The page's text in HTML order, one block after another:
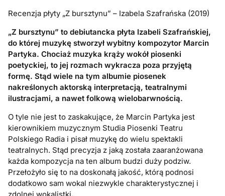
Recenzja płyty „Z bursztynu” – Izabela Szafrańska (2019)
„Z bursztynu” to debiutancka płyta Izabeli Szafrańskiej,
do której muzykę stworzył wybitny kompozytor Marcin
Partyka. Chociaż muzyka krąży wokół piosenki
poetyckiej, to jej rozmach wykracza poza przyjętą
formę. Stąd wiele na tym albumie piosenek
nakreślonych aktorską interpretacją, teatralnymi
ilustracjami, a nawet folkową wielobarwnością.
O tyle nie jest to zaskakujące, że Marcin Partyka jest
kierownikiem muzycznym Studia Piosenki Teatru
Polskiego Radia i pisał muzykę do wielu spektakli
teatralnych. Stąd precyzja z jaką została zaaranżowana
każda kompozycja na ten album budzi duży podziw.
Przełożyło się to na doskonałą jakość, którą podnosi
dodatkowo sam wokal niezwykle charakterystycznej i